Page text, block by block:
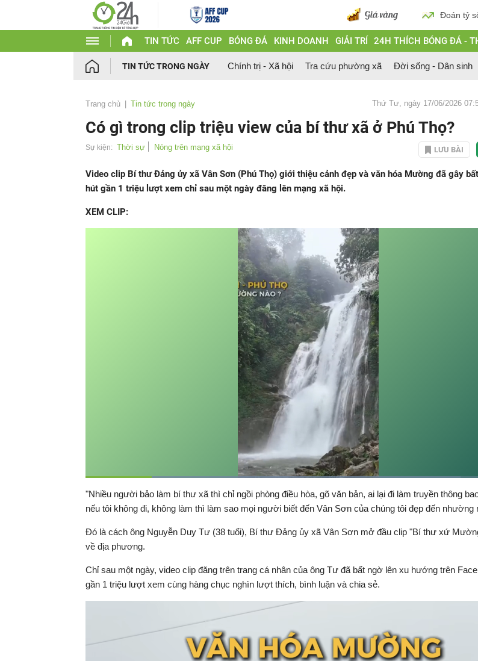
Đoán tỷ
TIN TỨC AFF CUP BÓNG ĐÁ KINH DOANH GIẢI TRÍ 24H THÍCH BÓNG ĐÁ -
TIN TỨC TRONG NGÀY Chính trị - Xã hội Tra cứu phường xã Đời sống - Dân sinh
Trang chủ Tin tức trong ngày Thứ Tư, ngày 17/06/2026
Có gì trong clip triệu view của bí thư xã ở Phú Thọ?
Sự kiện: Thời sự Nóng trên mạng xã hội LƯU BÀI
Video clip Bí thư Đảng ủy xã Vân Sơn (Phú Thọ) giới thiệu cảnh đẹp và văn hóa Mường đã gây
hút gần 1 triệu lượt xem chỉ sau một ngày đăng lên mạng xã hội.
XEM CLIP:
Backward
Tạm
dừng
Forward
Thời
gian
tại
0:10 / Duration
0:56
Đã
84.20%
"Nhiều người bảo làm bí thư xã thì chỉ ngồi phòng điều hòa, gõ văn bản, ai lại đi làm truyền thông
nếu tôi không đi, không làm thì làm sao mọi người biết đến Vân Sơn của chúng tôi đẹp đến nhường
Đó là cách ông Nguyễn Duy Tư (38 tuổi), Bí thư Đảng ủy xã Vân Sơn mở đầu clip "Bí thư xứ
về địa phương.
Chỉ sau một ngày, video clip đăng trên trang cá nhân của ông Tư đã bất ngờ lên xu hướng trên
gần 1 triệu lượt xem cùng hàng chục nghìn lượt thích, bình luận và chia sẻ.